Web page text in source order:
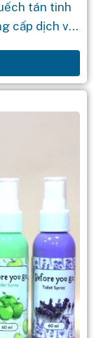
tán tinh
cấp dịch vụ